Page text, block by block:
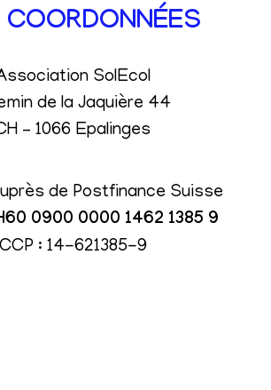
SolEcol
de la Jaquière 44
– 1066 Epalinges
de Postfinance Suisse
0900 0000 1462 1385 9
CCP : 14-621385-9